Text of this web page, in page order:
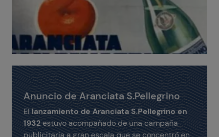
Anuncio de Aranciata S.Pellegrino
El lanzamiento deAranciata S.Pellegrinoen
1932estuvo acompañado de una campaña
publicitaria a gran escala que se concentró en